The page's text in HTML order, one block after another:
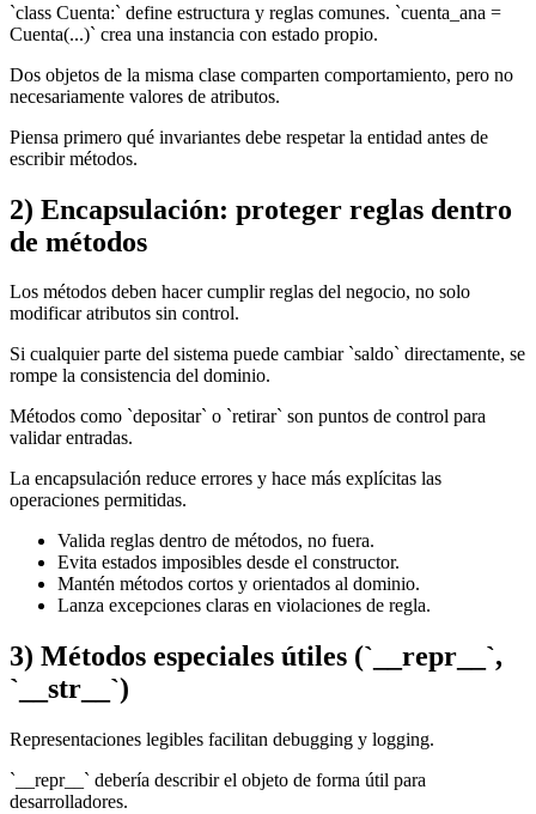
`class Cuenta:` define estructura y reglas comunes. `cuenta_ana =
Cuenta(...)` crea una instancia con estado propio.
Dos objetos de la misma clase comparten comportamiento, pero no
necesariamente valores de atributos.
Piensa primero qué invariantes debe respetar la entidad antes de
escribir métodos.
2) Encapsulación: proteger reglas dentro
de métodos
Los métodos deben hacer cumplir reglas del negocio, no solo
modificar atributos sin control.
Si cualquier parte del sistema puede cambiar `saldo` directamente, se
rompe la consistencia del dominio.
Métodos como `depositar` o `retirar` son puntos de control para
validar entradas.
La encapsulación reduce errores y hace más explícitas las
operaciones permitidas.
Valida reglas dentro de métodos, no fuera.
Evita estados imposibles desde el constructor.
Mantén métodos cortos y orientados al dominio.
Lanza excepciones claras en violaciones de regla.
3) Métodos especiales útiles (`__repr__`,
`__str__`)
Representaciones legibles facilitan debugging y logging.
`__repr__` debería describir el objeto de forma útil para
desarrolladores.